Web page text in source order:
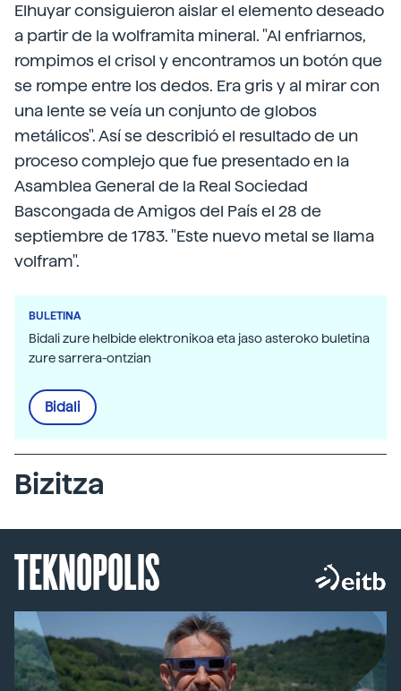
Elhuyar consiguieron aislar el elemento deseado
a partir de la wolframita mineral. "Al enfriarnos,
rompimos el crisol y encontramos un botón que
se rompe entre los dedos. Era gris y al mirar con
una lente se veía un conjunto de globos
metálicos". Así se describió el resultado de un
proceso complejo que fue presentado en la
Asamblea General de la Real Sociedad
Bascongada de Amigos del País el 28 de
septiembre de 1783. "Este nuevo metal se llama
volfram".
BULETINA
Bidali zure helbide elektronikoa eta jaso asteroko buletina
zure sarrera-ontzian
Bidali
Bizitza
TEKNOPOLIS